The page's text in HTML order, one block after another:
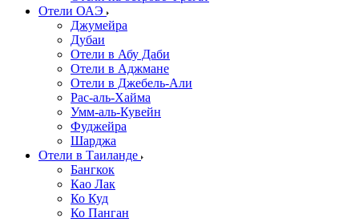
Отели ОАЭ
Джумейра
Дубаи
Отели в Абу Даби
Отели в Аджмане
Отели в Джебель-Али
Рас-аль-Хайма
Умм-аль-Кувейн
Фуджейра
Шарджа
Отели в Таиланде
Бангкок
Као Лак
Ко Куд
Ко Панган